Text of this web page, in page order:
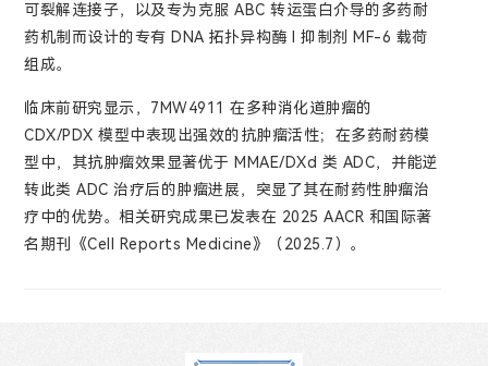
可裂解连接子，以及专为克服 ABC 转运蛋白介导的多药耐
药机制而设计的专有 DNA 拓扑异构酶 I 抑制剂 MF-6 载荷
组成。
临床前研究显示，7MW4911 在多种消化道肿瘤的
CDX/PDX 模型中表现出强效的抗肿瘤活性；在多药耐药模
型中，其抗肿瘤效果显著优于 MMAE/DXd 类 ADC，并能逆
转此类 ADC 治疗后的肿瘤进展，突显了其在耐药性肿瘤治
疗中的优势。相关研究成果已发表在 2025 AACR 和国际著
名期刊《Cell Reports Medicine》（2025.7）。